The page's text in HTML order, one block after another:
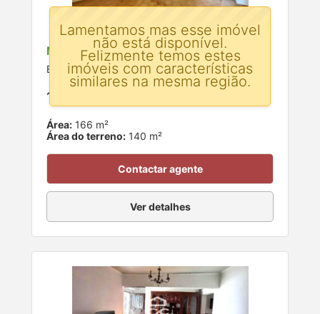
Moradia T4 para venda
Beringel, Beja
175.000 €
Área: 166 m²
Área do terreno: 140 m²
Contactar agente
Ver detalhes
Lamentamos mas esse imóvel
não está disponível.
Felizmente temos estes
imóveis com características
similares na mesma região.